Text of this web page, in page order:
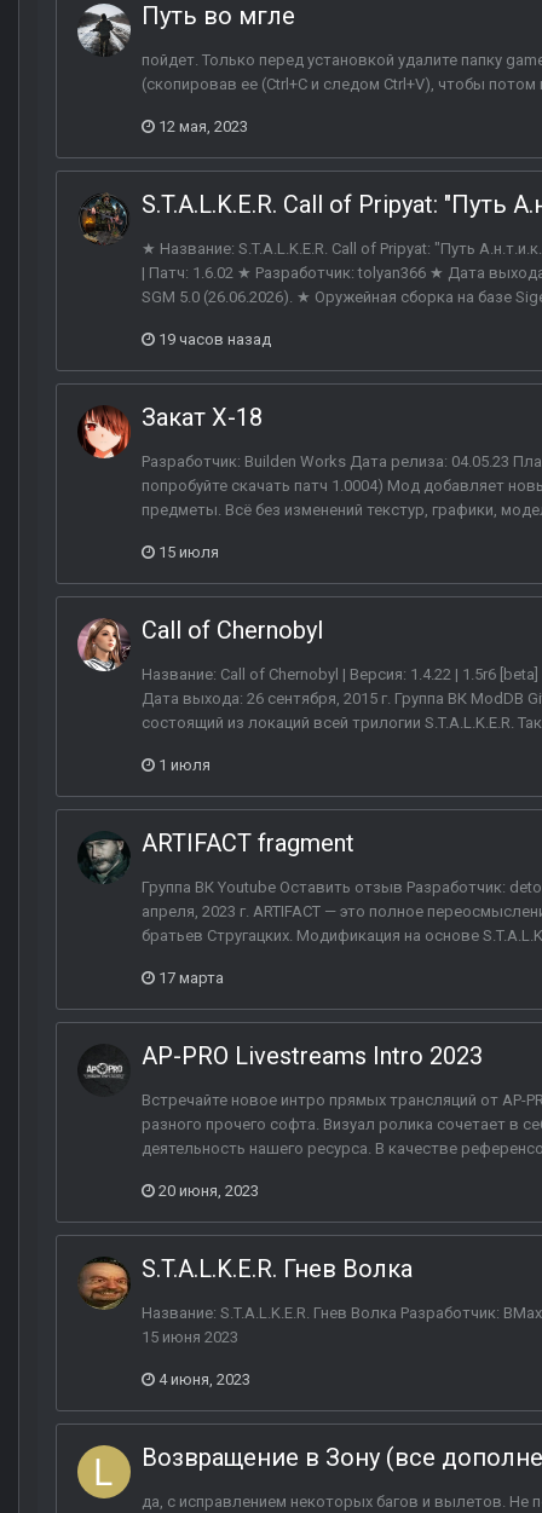
Путь во мгле
пойдет. Только перед установкой удалите папку
(скопировав ее (Ctrl+C и следом Ctrl+V), чтобы
12 мая, 2023
S.T.A.L.K.E.R. Call of Pripyat: "Путь
★ Название: S.T.A.L.K.E.R. Call of Pripyat: "Путь
| Патч: 1.6.02 ★ Разработчик: tolyan366 ★ Дата
SGM 5.0 (26.06.2026). ★ Оружейная сборка на базе
19 часов назад
Закат X-18
Разработчик: Builden Works Дата релиза: 04.05.23
попробуйте скачать патч 1.0004) Мод добавляет
предметы. Всё без изменений текстур, графики,
15 июля
Call of Chernobyl
Название: Call of Chernobyl | Версия: 1.4.22 | 1.5r6
Дата выхода: 26 сентября, 2015 г. Группа ВК
состоящий из локаций всей трилогии S.T.A.L.K.E.R.
1 июля
ARTIFACT fragment
Группа ВК Youtube Оставить отзыв Разработчик:
апреля, 2023 г. ARTIFACT — это полное
братьев Стругацких. Модификация на основе
17 марта
AP-PRO Livestreams Intro 2023
Встречайте новое интро прямых трансляций от AP-
разного прочего софта. Визуал ролика сочетает в
деятельность нашего ресурса. В качестве
20 июня, 2023
S.T.A.L.K.E.R. Гнев Волка
Название: S.T.A.L.K.E.R. Гнев Волка Разработчик:
15 июня 2023
4 июня, 2023
Возвращение в Зону (все
да, с исправлением некоторых багов и вылетов. Не